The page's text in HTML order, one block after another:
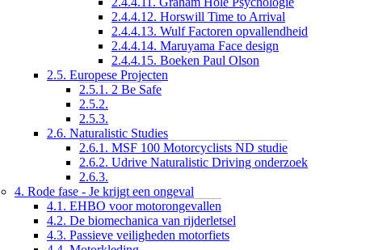
2.4.4.12. Horswill Time to Arrival
2.4.4.13. Wulf Factoren opvallendheid
2.4.4.14. Maruyama Face design
2.4.4.15. Boeken Paul Olson
2.5. Europese Projecten
2.5.1. 2 Be Safe
2.5.2.
2.5.3.
2.6. Naturalistic Studies
2.6.1. MSF 100 Motorcyclists ND studie
2.6.2. Udrive Naturalistic Driving onderzoek
2.6.3.
4. Rode fase - Je krijgt een ongeval
4.1. EHBO voor motorongevallen
4.2. De biomechanica van rijderletsel
4.3. Passieve veiligheden motorfiets